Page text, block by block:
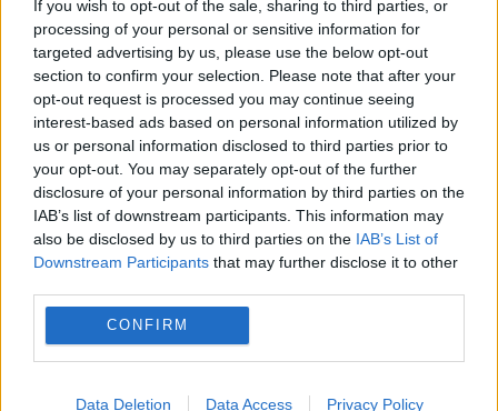
If you wish to opt-out of the sale, sharing to third parties, or
processing of your personal or sensitive information for
targeted advertising by us, please use the below opt-out
section to confirm your selection. Please note that after your
opt-out request is processed you may continue seeing
interest-based ads based on personal information utilized by
us or personal information disclosed to third parties prior to
your opt-out. You may separately opt-out of the further
disclosure of your personal information by third parties on the
IAB’s list of downstream participants. This information may
also be disclosed by us to third parties on the IAB’s List of
Downstream Participants that may further disclose it to other
CONFIRM
Data Deletion Data Access Privacy Policy